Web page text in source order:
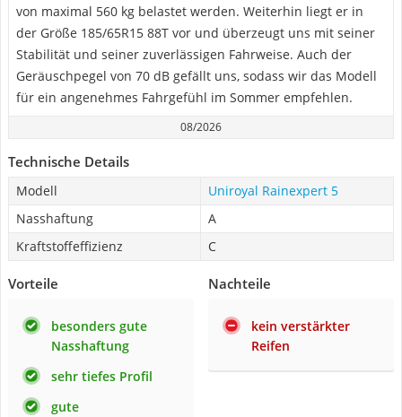
von maximal 560 kg belastet werden. Weiterhin liegt er in
der Größe 185/65R15 88T vor und überzeugt uns mit seiner
Stabilität und seiner zuverlässigen Fahrweise. Auch der
Geräuschpegel von 70 dB gefällt uns, sodass wir das Modell
für ein angenehmes Fahrgefühl im Sommer empfehlen.
08/2026
Technische Details
Modell
Uniroyal Rainexpert 5
Nasshaftung
A
Kraftstoffeffizienz
C
Vorteile
besonders gute
Nasshaftung
sehr tiefes Profil
gute
Nachteile
kein verstärkter
Reifen